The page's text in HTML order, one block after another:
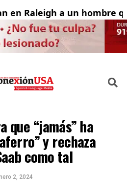
en Raleigh a un hombre
que “jamás” ha
y rechaza
como tal
2, 2024